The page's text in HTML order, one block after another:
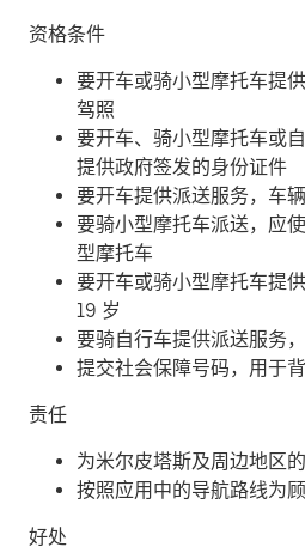
资格条件
要开车或骑小型摩托车提
驾照
要开车、骑小型摩托车或
提供政府签发的身份证件
要开车提供派送服务，车
要骑小型摩托车派送，应
型摩托车
要开车或骑小型摩托车提
19 岁
要骑自行车提供派送服务
提交社会保障号码，用于
责任
为米尔皮塔斯及周边地区
按照应用中的导航路线为
好处